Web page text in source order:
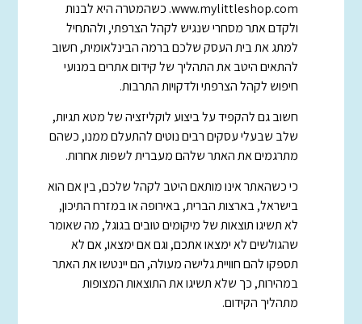
www.mylittleshop.com. כשהמטרה היא לבנות
ולקדם אתר מסחרי שנגיש לקהל הצרפתי, ולהתחיל
למתג את בית העסק שלכם ברמה הבינלאומית, חשוב
להתאים היטב את התהליך של קידום אתרים במנועי
חיפוש לקהל הצרפתי ולדקויות התרבות.
חשוב גם להקפיד על ביצוע לוקליזציה של מטא תגיות,
שלב שבעלי עסקים רבים נוטים להתעלם ממנו, כשהם
מתרגמים את האתר שלהם מעברית לשפות אחרות.
כי כשהאתר אינו מותאם היטב לקהל שלכם, בין אם הוא
בישראל, בארצות הברית, באירופה או במזרח התיכון,
לא תשיגו תוצאות של מיקומים טובים בגוגל, מה שאומר
שהגולשים לא ימצאו אתכם, וגם אם ימצאו, אם לא
תספקו להם חוויית גלישה מעולה, הם יינטשו את האתר
במהירות, כך שלא תשיגו את התוצאות המצופות
מתהליך הקידום.